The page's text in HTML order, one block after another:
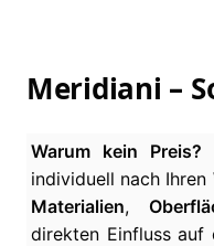
Meridiani –
Warum kein Preis?
individuell nach
Materialien,
direkten Einfluss auf